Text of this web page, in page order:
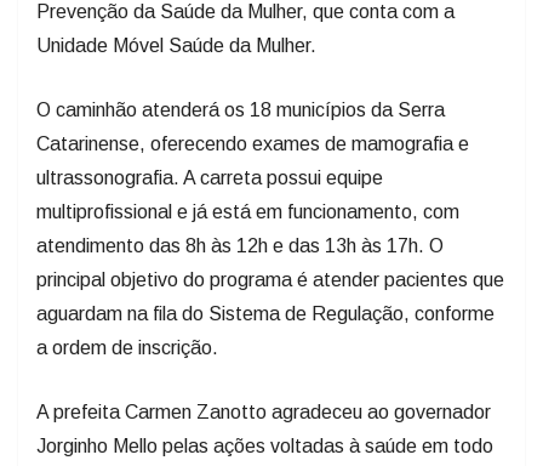
Prevenção da Saúde da Mulher, que conta com a
Unidade Móvel Saúde da Mulher.
O caminhão atenderá os 18 municípios da Serra
Catarinense, oferecendo exames de mamografia e
ultrassonografia. A carreta possui equipe
multiprofissional e já está em funcionamento, com
atendimento das 8h às 12h e das 13h às 17h. O
principal objetivo do programa é atender pacientes que
aguardam na fila do Sistema de Regulação, conforme
a ordem de inscrição.
A prefeita Carmen Zanotto agradeceu ao governador
Jorginho Mello pelas ações voltadas à saúde em todo